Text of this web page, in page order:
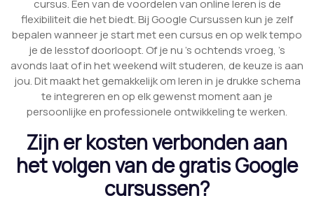
cursus. Een van de voordelen van online leren is de
flexibiliteit die het biedt. Bij Google Cursussen kun je zelf
bepalen wanneer je start met een cursus en op welk tempo
je de lesstof doorloopt. Of je nu ’s ochtends vroeg, ’s
avonds laat of in het weekend wilt studeren, de keuze is aan
jou. Dit maakt het gemakkelijk om leren in je drukke schema
te integreren en op elk gewenst moment aan je
persoonlijke en professionele ontwikkeling te werken.
Zijn er kosten verbonden aan
het volgen van de gratis Google
cursussen?